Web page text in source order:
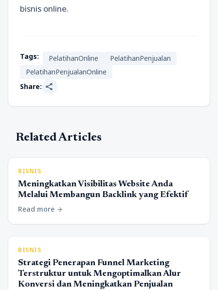
bisnis online.
Tags: PelatihanOnline
PelatihanPenjualan
PelatihanPenjualanOnline
Share: share
Related Articles
BISNIS
Meningkatkan Visibilitas Website Anda
Melalui Membangun Backlink yang Efektif
Read more arrow_forward
BISNIS
Strategi Penerapan Funnel Marketing
Terstruktur untuk Mengoptimalkan Alur
Konversi dan Meningkatkan Penjualan